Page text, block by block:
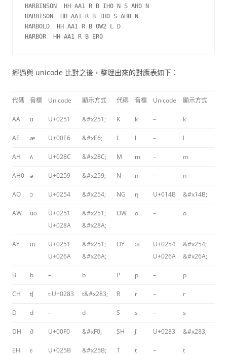
HARBINSON  HH AA1 R B IH0 N S AH0 N
HARBISON  HH AA1 R B IH0 S AH0 N
HARBOLD  HH AA1 R B OW2 L D
HARBOR  HH AA1 R B ER0
經過與 unicode 比對之後，整理出來的對應表如下：
代碼 音標 Unicode 顯示方式 代碼 音標 Unicode 顯示方式
AA ɑ U+0251 &#x251; K k – k
AE æ U+00E6 &#xE6; L l – l
AH ʌ U+028C &#x28C; M m – m
AH0 ə U+0259 &#x259; N n – n
AO ɔ U+0254 &#x254; NG ŋ U+014B &#x14B;
AW ɑʊ
U+0251
U+028A
&#x251;
&#x28A;
OW o – o
AY ɑɪ
U+0251
U+026A
&#x251;
&#x26A;
OY ɔɪ
U+0254
U+026A
&#x254;
&#x26A;
B b – b P p – p
CH tʃ t U+0283 t&#x283; R r – r
D d – d S s – s
DH ð U+00F0 &#xF0; SH ʃ U+0283 &#x283;
EH ɛ U+025B &#x25B; T t – t